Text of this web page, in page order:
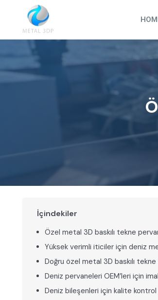
content
İçindekiler
Özel metal 3D baskılı tekne
Yüksek verimli iticiler için deniz
Doğru özel metal 3D baskılı
Deniz pervaneleri OEM’leri için
Deniz bileşenleri için kalite kontrol